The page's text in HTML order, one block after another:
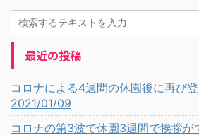
最近の投稿
コロナによる4週間の休園後に再び
2021/01/09
コロナの第3波で休園3週間で挨拶が